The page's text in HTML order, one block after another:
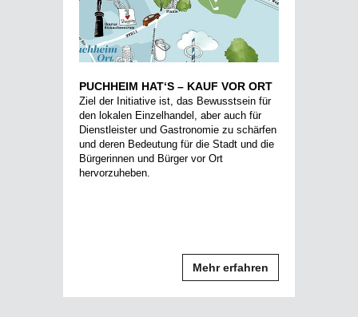
PUCHHEIM HAT‘S – KAUF VOR ORT
Ziel der Initiative ist, das Bewusstsein für
den lokalen Einzelhandel, aber auch für
Dienstleister und Gastronomie zu schärfen
und deren Bedeutung für die Stadt und die
Bürgerinnen und Bürger vor Ort
hervorzuheben.
Mehr erfahren